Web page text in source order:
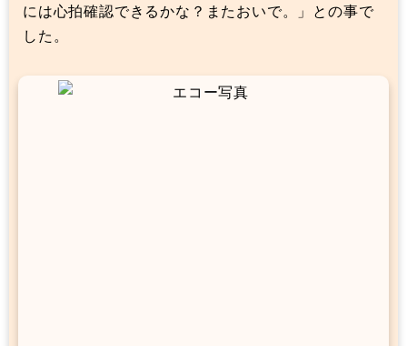
には心拍確認できるかな？またおいで。」との事で
した。